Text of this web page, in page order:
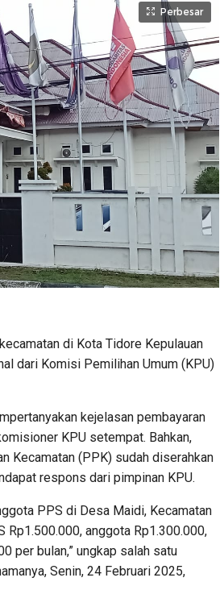
Perbesar
di Kota Tidore Kepulauan
dari Komisi Pemilihan Umum (KPU)
kejelasan pembayaran
KPU setempat. Bahkan,
Kecamatan (PPK) sudah diserahkan
respons dari pimpinan KPU.
PPS di Desa Maidi, Kecamatan
Rp1.500.000, anggota Rp1.300.000,
per bulan,” ungkap salah satu
Senin, 24 Februari 2025,